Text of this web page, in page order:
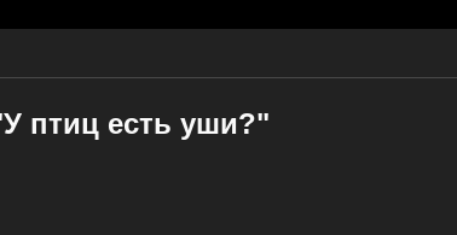
птиц есть уши?"